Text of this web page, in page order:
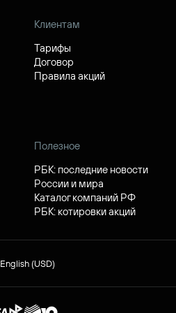
Клиентам
Тарифы
Договор
Правила акций
Полезное
РБК: последние новости
России и мира
Каталог компаний РФ
РБК: котировки акций
English (USD)